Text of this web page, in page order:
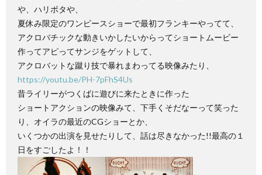
や、ハリポタや、
夏休み限定のワンピースショーで最初フランキーやってて、
アクロバチックな動きいかしたいからってショートムービー
作ってアピってサンジをゲットして、
アクロバットな蹴り技で暴れまわってる映像みたり、
https://youtu.be/PH-7pFhS4Us
昔ライリーがつくばに遊びに来たときに作った
ショートアクションの映像みて、下手くそだなーって笑った
り、オイラの最近のCGショーとか、
いくつかの出演を見せたりして、話は尽きなかった!!最高の１
日をすごしたよ！！